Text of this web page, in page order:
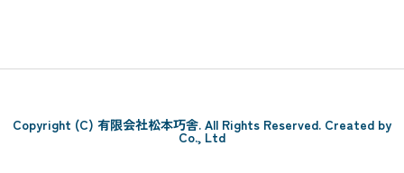
Copyright (C) 有限会社松本巧舎. All Rights Reserved. Created by
Co., Ltd